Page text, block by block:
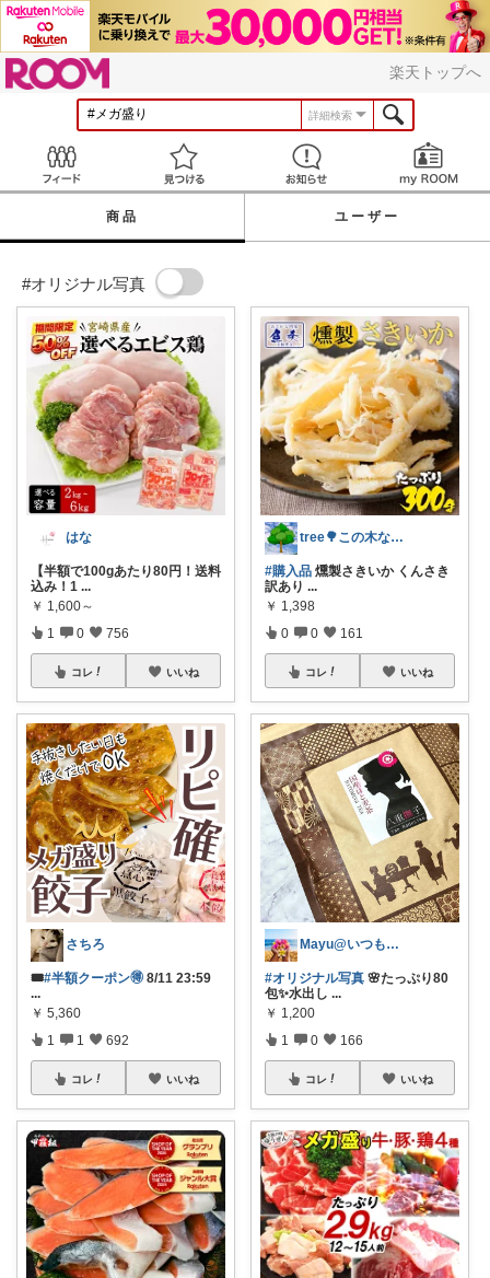
楽天トップへ
詳細検索
見つける お知らせ
商品 ユーザー
#オリジナル写真
はな
【半額で100gあたり80円！送料
込み！1 ...
￥ 1,600～
1 0 756
コレ いいね
さちろ
🎟️#半額クーポン🉐 8/11 23:59
...
￥ 5,360
1 1 692
コレ いいね
tree🌳この木なんの木🙆‍♀️🌳
#購入品 燻製さきいか くんさき
訳あり ...
￥ 1,398
0 0 161
コレ いいね
Mayu@いつも感謝😊こっそり購入🌸
#オリジナル写真 🌸たっぷり80
包✨水出し ...
￥ 1,200
1 0 166
コレ いいね